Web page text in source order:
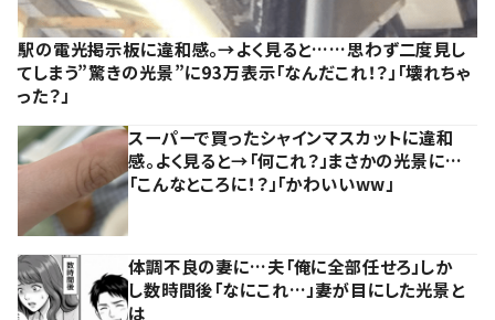
駅の電光掲示板に違和感。→よく見ると……思わず二度見し
てしまう”驚きの光景”に93万表示「なんだこれ！？」「壊れちゃ
った？」
スーパーで買ったシャインマスカットに違和
感。よく見ると→「何これ？」まさかの光景に…
「こんなところに！？」「かわいいww」
体調不良の妻に…夫「俺に全部任せろ」しか
し数時間後「なにこれ…」妻が目にした光景と
は